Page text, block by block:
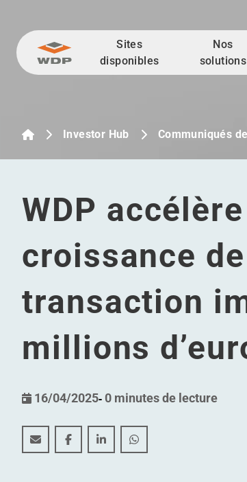
Allez au contenu
Sites
disponibles
Nos
solutions
Investor Hub Communiqués
WDP
croissance
transaction
millions
16/04/2025- 0 minutes de lecture
WDP accélère l'ambition de croissance
WDP accélère l'ambition de
WDP accélère l'ambition de
WDP accélère